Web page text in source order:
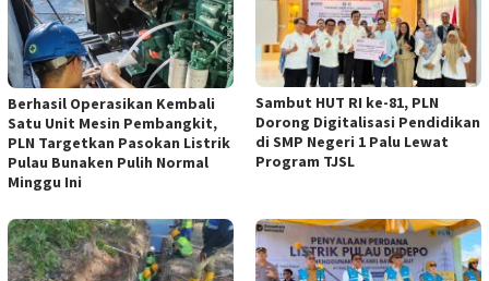
Berhasil Operasikan Kembali
Satu Unit Mesin Pembangkit,
PLN Targetkan Pasokan Listrik
Pulau Bunaken Pulih Normal
Minggu Ini
Sambut HUT RI ke-81, PLN
Dorong Digitalisasi Pendidikan
di SMP Negeri 1 Palu Lewat
Program TJSL